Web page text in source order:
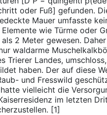
oder Fuß] gefunden.
Mauer umfasste
wie Türme oder
2 Meter gewesen.
waldarme
Trierer Landes,
haben. Der auf diese
und Fresswild
vielleicht die
im letzten
[1]